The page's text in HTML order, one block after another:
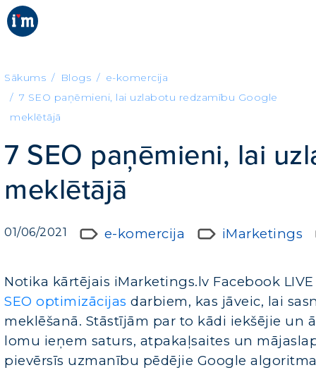
Sākums Blogs
e-komercija
7 SEO paņēmieni, lai uzlabotu redzamību Google
meklētājā
7 SEO paņēmieni, lai
meklētājā
01/06/2021 e-komercija iMarketings
Notika kārtējais iMarketings.lv Facebook
SEO optimizācijas darbiem, kas jāveic, lai
meklēšanā. Stāstījām par to kādi iekšējie un
lomu ieņem saturs, atpakaļsaites un
pievērsīs uzmanību pēdējie Google